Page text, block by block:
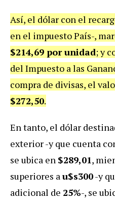
Así, el dólar con el
en el impuesto País-,
$214,69 por unidad; y
del Impuesto a las
compra de divisas, el
$272,50.
En tanto, el dólar
exterior -y que cuenta
se ubica en $289,01,
superiores au$s300-y
adicional de 25%-, se